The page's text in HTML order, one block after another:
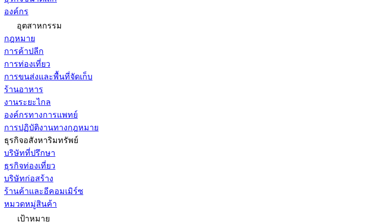
องค์กร
อุตสาหกรรม
กฎหมาย
การค้าปลีก
การท่องเที่ยว
การขนส่งและพื้นที่จัดเก็บ
ร้านอาหาร
งานระยะไกล
องค์กรทางการแพทย์
การปฏิบัติงานทางกฎหมาย
ธุรกิจอสังหาริมทรัพย์
บริษัทที่ปรึกษา
ธุรกิจท่องเที่ยว
บริษัทก่อสร้าง
ร้านค้าและอีคอมเมิร์ซ
หมวดหมู่สินค้า
เป้าหมาย